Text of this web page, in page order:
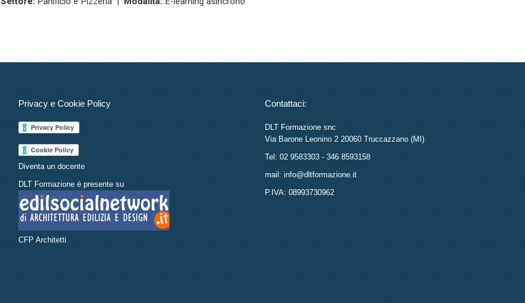
Privacy e Cookie Policy
Diventa un docente
DLT Formazione è presente su
CFP Architetti
Contattaci:
DLT Formazione snc
Via Barone Leonino 2 20060 Truccazzano (MI)
Tel: 02 9583303 - 346 8593158
mail: info@dltformazione.it
P.IVA: 08993730962